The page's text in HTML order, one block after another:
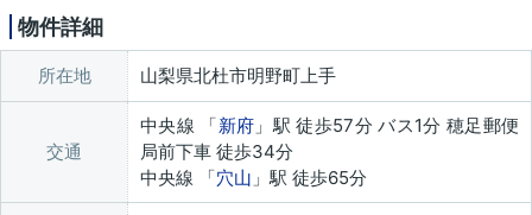
物件詳細
所在地 山梨県北杜市明野町上手
交通
中央線 「新府 」駅 徒歩57分 バス1分 穂足郵便
局前下車 徒歩34分
中央線 「穴山 」駅 徒歩65分